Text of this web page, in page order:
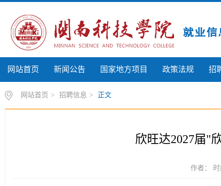
网站首页 新闻公告 国家地方项目 政策法规 招
网站首页 > 招聘信息 > 正文
欣旺达2027届"
作者： 时